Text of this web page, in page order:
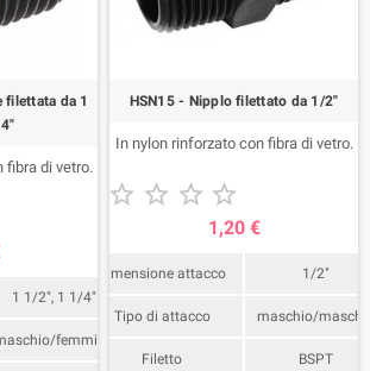
filettata da 1
fibra di vetro.
1 1/2", 1 1/4"
femmina
HSN15 - Nipplo filettato da 1/2"
In nylon rinforzato con fibra di vetro.
   
1,20 €
Dimensione attacco 1/2"
Tipo di attacco maschio/
Filetto BSPT